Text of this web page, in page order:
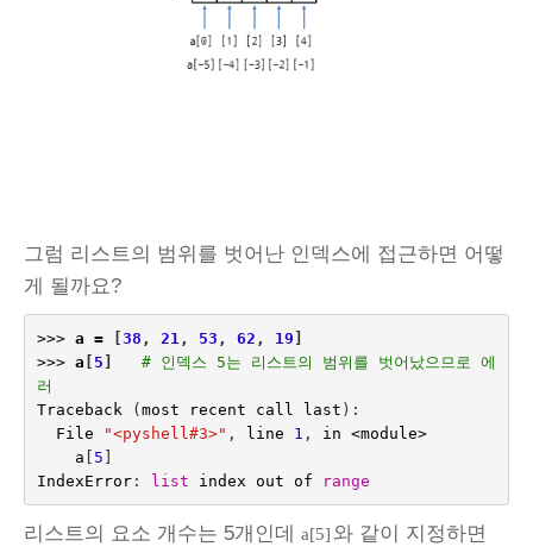
그럼 리스트의 범위를 벗어난 인덱스에 접근하면 어떻
게 될까요?
>>> a = [38 , 21 , 53 , 62 , 19 ]
>>> a [ 5 ]
# 인덱스 5는 리스트의 범위를 벗어났으므로 에
러
Traceback
(most recent call last ):
File
"<pyshell#3>" , line 1 , in <module>
a [ 5 ]
IndexError: list index out of range
리스트의 요소 개수는 5개인데 a[5] 와 같이 지정하면